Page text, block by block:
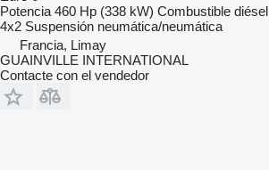
Potencia 460 Hp (338 kW) Combustible diésel
4x2 Suspensión neumática/neumática
Francia, Limay
GUAINVILLE INTERNATIONAL
Contacte con el vendedor